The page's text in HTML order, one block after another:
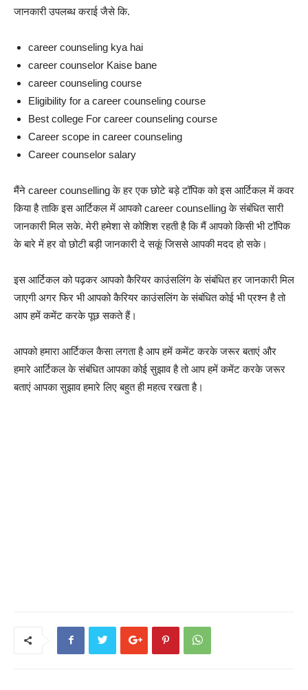
जानकारी उपलब्ध कराई जैसे कि.
career counseling kya hai
career counselor Kaise bane
career counseling course
Eligibility for a career counseling course
Best college For career counseling course
Career scope in career counseling
Career counselor salary
मैंने career counselling के हर एक छोटे बड़े टॉपिक को इस आर्टिकल में कवर
किया है ताकि इस आर्टिकल में आपको career counselling के संबंधित सारी
जानकारी मिल सके.मेरी हमेशा से कोशिश रहती है कि मैं आपको किसी भी टॉपिक
के बारे में हर वो छोटी बड़ी जानकारी दे सकूं जिससे आपकी मदद हो सके।
इस आर्टिकल को पढ़कर आपको कैरियर काउंसलिंग के संबंधित हर जानकारी मिल
जाएगी अगर फिर भी आपको कैरियर काउंसलिंग के संबंधित कोई भी प्रश्न है तो
आप हमें कमेंट करके पूछ सकते हैं।
आपको हमारा आर्टिकल कैसा लगता है आप हमें कमेंट करके जरूर बताएं और
हमारे आर्टिकल के संबंधित आपका कोई सुझाव है तो आप हमें कमेंट करके जरूर
बताएं आपका सुझाव हमारे लिए बहुत ही महत्व रखता है।